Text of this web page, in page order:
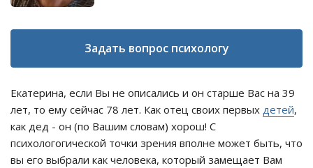
Задать вопрос психологу
Екатерина, если Вы не описались и он старше Вас на 39
лет, то ему сейчас 78 лет. Как отец своих первых детей,
как дед - он (по Вашим словам) хорош! С
психологогической точки зрения вполне может быть, что
вы его выбрали как человека, который замещает Вам